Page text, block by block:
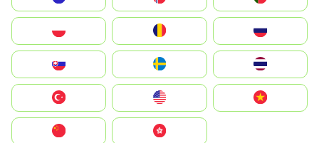
United States
中國香港特別行政區